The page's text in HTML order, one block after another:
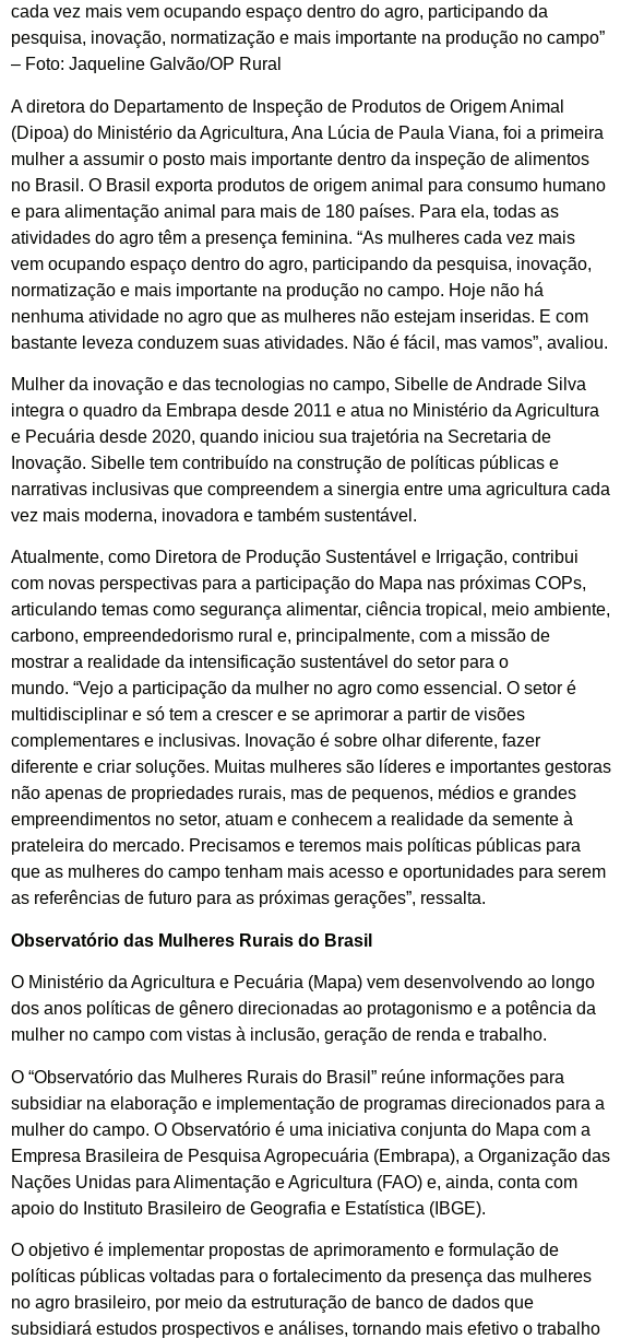
cada vez mais vem ocupando espaço dentro do agro, participando da
pesquisa, inovação, normatização e mais importante na produção no campo”
– Foto: Jaqueline Galvão/OP Rural
A diretora do Departamento de Inspeção de Produtos de Origem Animal
(Dipoa) do Ministério da Agricultura, Ana Lúcia de Paula Viana, foi a primeira
mulher a assumir o posto mais importante dentro da inspeção de alimentos
no Brasil. O Brasil exporta produtos de origem animal para consumo humano
e para alimentação animal para mais de 180 países. Para ela, todas as
atividades do agro têm a presença feminina. “As mulheres cada vez mais
vem ocupando espaço dentro do agro, participando da pesquisa, inovação,
normatização e mais importante na produção no campo. Hoje não há
nenhuma atividade no agro que as mulheres não estejam inseridas. E com
bastante leveza conduzem suas atividades. Não é fácil, mas vamos”, avaliou.
Mulher da inovação e das tecnologias no campo, Sibelle de Andrade Silva
integra o quadro da Embrapa desde 2011 e atua no Ministério da Agricultura
e Pecuária desde 2020, quando iniciou sua trajetória na Secretaria de
Inovação. Sibelle tem contribuído na construção de políticas públicas e
narrativas inclusivas que compreendem a sinergia entre uma agricultura cada
vez mais moderna, inovadora e também sustentável.
Atualmente, como Diretora de Produção Sustentável e Irrigação, contribui
com novas perspectivas para a participação do Mapa nas próximas COPs,
articulando temas como segurança alimentar, ciência tropical, meio ambiente,
carbono, empreendedorismo rural e, principalmente, com a missão de
mostrar a realidade da intensificação sustentável do setor para o
mundo. “Vejo a participação da mulher no agro como essencial. O setor é
multidisciplinar e só tem a crescer e se aprimorar a partir de visões
complementares e inclusivas. Inovação é sobre olhar diferente, fazer
diferente e criar soluções. Muitas mulheres são líderes e importantes gestoras
não apenas de propriedades rurais, mas de pequenos, médios e grandes
empreendimentos no setor, atuam e conhecem a realidade da semente à
prateleira do mercado. Precisamos e teremos mais políticas públicas para
que as mulheres do campo tenham mais acesso e oportunidades para serem
as referências de futuro para as próximas gerações”, ressalta.
Observatório das Mulheres Rurais do Brasil
O Ministério da Agricultura e Pecuária (Mapa) vem desenvolvendo ao longo
dos anos políticas de gênero direcionadas ao protagonismo e a potência da
mulher no campo com vistas à inclusão, geração de renda e trabalho.
O “Observatório das Mulheres Rurais do Brasil” reúne informações para
subsidiar na elaboração e implementação de programas direcionados para a
mulher do campo. O Observatório é uma iniciativa conjunta do Mapa com a
Empresa Brasileira de Pesquisa Agropecuária (Embrapa), a Organização das
Nações Unidas para Alimentação e Agricultura (FAO) e, ainda, conta com
apoio do Instituto Brasileiro de Geografia e Estatística (IBGE).
O objetivo é implementar propostas de aprimoramento e formulação de
políticas públicas voltadas para o fortalecimento da presença das mulheres
no agro brasileiro, por meio da estruturação de banco de dados que
subsidiará estudos prospectivos e análises, tornando mais efetivo o trabalho